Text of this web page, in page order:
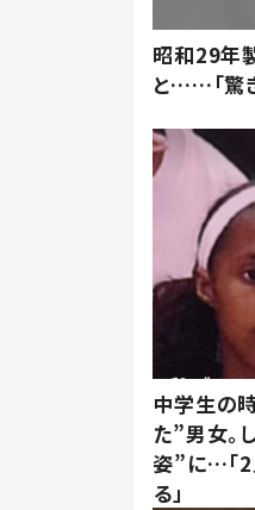
昭和29年
と……「驚
中学生の
た”男女
姿”に…「2
る」